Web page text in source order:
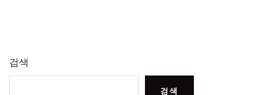
검색
검색